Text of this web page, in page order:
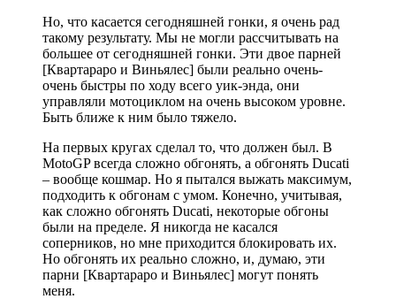
Но, что касается сегодняшней гонки, я очень рад
такому результату. Мы не могли рассчитывать на
большее от сегодняшней гонки. Эти двое парней
[Квартараро и Виньялес] были реально очень-
очень быстры по ходу всего уик-энда, они
управляли мотоциклом на очень высоком уровне.
Быть ближе к ним было тяжело.
На первых кругах сделал то, что должен был. В
MotoGP всегда сложно обгонять, а обгонять Ducati
– вообще кошмар. Но я пытался выжать максимум,
подходить к обгонам с умом. Конечно, учитывая,
как сложно обгонять Ducati, некоторые обгоны
были на пределе. Я никогда не касался
соперников, но мне приходится блокировать их.
Но обгонять их реально сложно, и, думаю, эти
парни [Квартараро и Виньялес] могут понять
меня.